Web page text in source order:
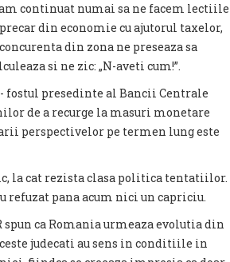
continuat numai sa ne facem lectiile
din economie cu ajutorul taxelor,
din zona ne preseaza sa
si ne zic: „N-aveti cum!”.
- fostul presedinte al Bancii Centrale
de a recurge la masuri monetare
perspectivelor pe termen lung este
la cat rezista clasa politica tentatiilor.
pana acum nici un capriciu.
ca Romania urmeaza evolutia din
judecati au sens in conditiile in